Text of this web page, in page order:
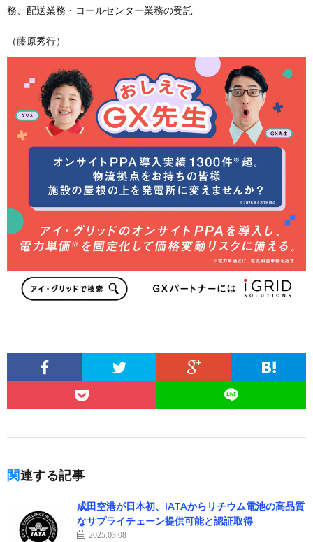
務、配送業務・コールセンター業務の受託
（藤原秀行）
関連する記事
成田空港が日本初、IATAからリチウム電池の高品質
なサプライチェーン提供可能と認証取得
2025.03.08